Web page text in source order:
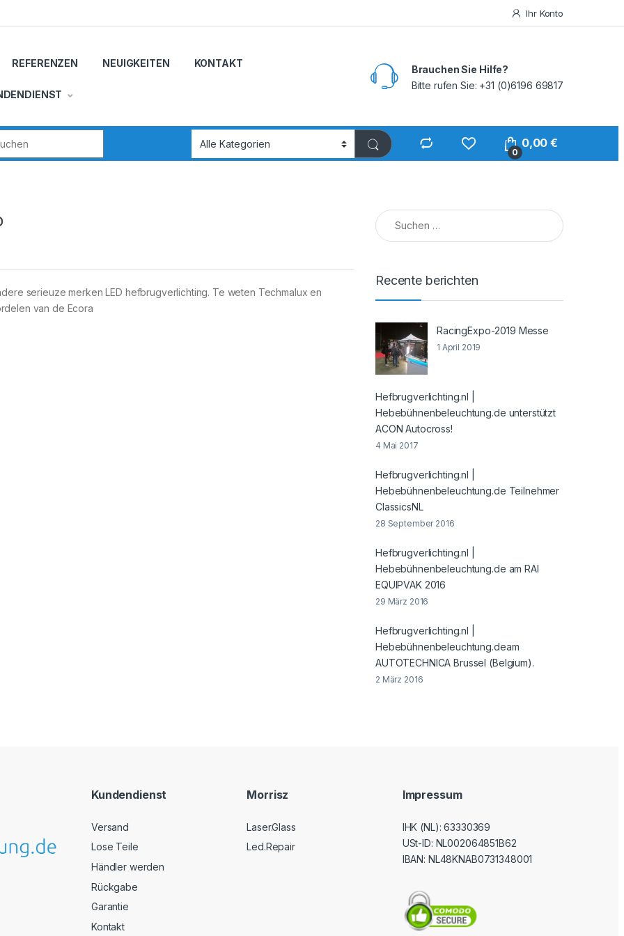
Ihr Konto
REFERENZEN NEUIGKEITEN KONTAKT
Brauchen Sie Hilfe?
Bitte rufen Sie: +31 (0)6196 69817
0
0,00€
serieuze merken LED hefbrugverlichting. Te weten Techmalux en
van de Ecora
Suchen nach:
Recente berichten
RacingExpo-2019 Messe
1 April 2019
Hefbrugverlichting.nl |
Hebebühnenbeleuchtung.de unterstützt
ACON Autocross!
4 Mai 2017
Hefbrugverlichting.nl |
Hebebühnenbeleuchtung.de Teilnehmer
ClassicsNL
28 September 2016
Hefbrugverlichting.nl |
Hebebühnenbeleuchtung.de am RAI
EQUIPVAK 2016
29 März 2016
Hefbrugverlichting.nl |
Hebebühnenbeleuchtung.deam
AUTOTECHNICA Brussel (Belgium).
2 März 2016
Kundendienst
Versand
Lose Teile
Händler werden
Rückgabe
Garantie
Kontakt
Morrisz
Laser.Glass
Led.Repair
Impressum
IHK (NL): 63330369
USt-ID: NL002064851B62
IBAN: NL48KNAB0731348001